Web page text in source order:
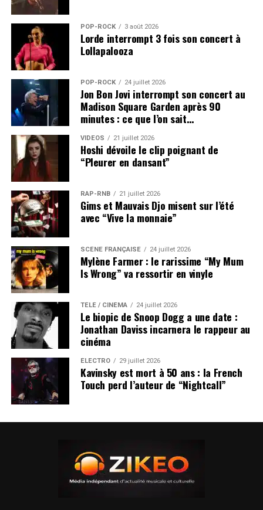
POP-ROCK 3 août 2026
Lorde interrompt 3 fois son concert à
Lollapalooza
POP-ROCK 24 juillet 2026
Jon Bon Jovi interrompt son concert au
Madison Square Garden après 90
minutes : ce que l’on sait…
VIDEOS 21 juillet 2026
Hoshi dévoile le clip poignant de
“Pleurer en dansant”
RAP-RNB 21 juillet 2026
Gims et Mauvais Djo misent sur l’été
avec “Vive la monnaie”
SCÈNE FRANÇAISE 24 juillet 2026
Mylène Farmer : le rarissime “My Mum
Is Wrong” va ressortir en vinyle
TÉLÉ / CINÉMA 24 juillet 2026
Le biopic de Snoop Dogg a une date :
Jonathan Daviss incarnera le rappeur au
cinéma
ÉLECTRO 29 juillet 2026
Kavinsky est mort à 50 ans : la French
Touch perd l’auteur de “Nightcall”